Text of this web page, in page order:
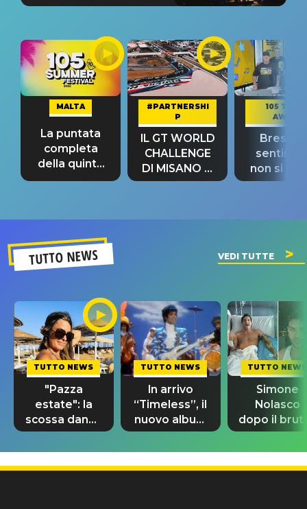
MALTA
La puntata
completa
della quinta
tappa
#PARTNERSHI
P
IL GT WORLD
CHALLENGE
DI MISANO si
riconferma
105 TAKE
AWAY
Bresh:
non si
fino alla
TUTTO NEWS VEDI TUTTE
TUTTO NEWS
"Pazza
estate": la
scossa dance
di Sara
Tommasi
TUTTO NEWS
In arrivo
“Timeless”, il
nuovo album
di Prince con
10 brani
inediti
TUTTO NEWS
Simone
Nolasco
dopo il
incidente:
"Sono così
grato alla